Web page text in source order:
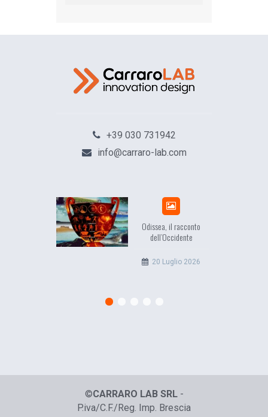
+39 030 731942
info@carraro-lab.com
Odissea, il racconto
dell’Occidente
20 Luglio 2026
©CARRARO LAB SRL-
P.iva/C.F./Reg. Imp. Brescia